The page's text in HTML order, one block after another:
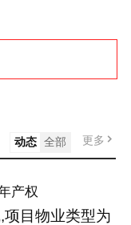
动态 全部 更多
产权
目物业类型为